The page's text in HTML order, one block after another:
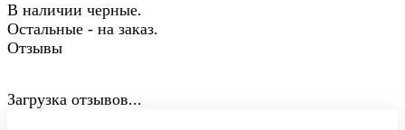
В наличии черные.
Остальные - на заказ.
Отзывы
Загрузка отзывов...